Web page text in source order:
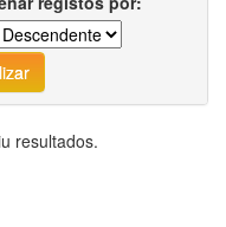
resultados.